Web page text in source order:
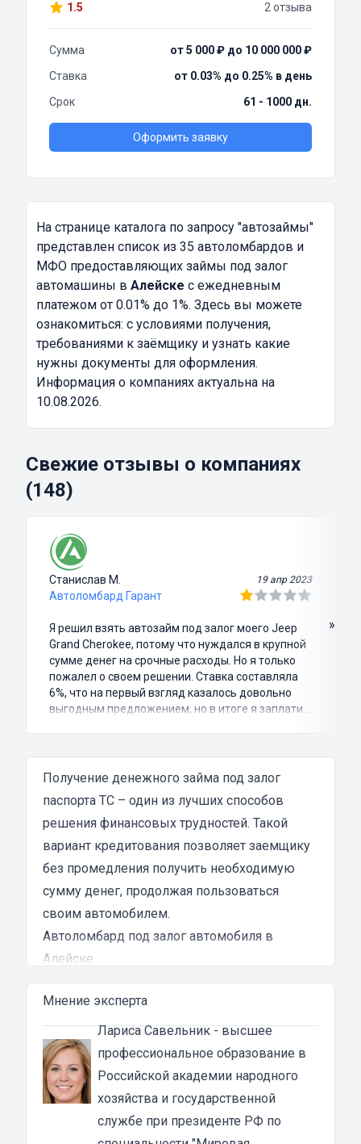
1.5 2 отзыва
Сумма
от 5 000 ₽ до 10 000 000 ₽
Ставка
от 0.03% до 0.25% в день
Срок
61 - 1000 дн.
Оформить заявку
На странице каталога по запросу "автозаймы"
представлен список из 35 автоломбардов и
МФО предоставляющих займы под залог
автомашины в Алейске с ежедневным
платежом от 0.01% до 1%. Здесь вы можете
ознакомиться: с условиями получения,
требованиями к заёмщику и узнать какие
нужны документы для оформления.
Информация о компаниях актуальна на
10.08.2026.
Свежие отзывы о компаниях
(148)
Станислав М. 19 апр 2023
Автоломбард Гарант
Я решил взять автозайм под залог моего Jeep
Grand Cherokee, потому что нуждался в крупной
сумме денег на срочные расходы. Но я только
пожалел о своем решении. Ставка составляла
6%, что на первый взгляд казалось довольно
выгодным предложением, но в итоге я заплатил
затянутым и занял много времени и усилий.
Никакого профессионализма и
Разочарование и раздражение - это все, что я
испытал в результате этого кредита...
»
Получение денежного займа под залог
паспорта ТС – один из лучших способов
решения финансовых трудностей. Такой
вариант кредитования позволяет заемщику
без промедления получить необходимую
сумму денег, продолжая пользоваться
своим автомобилем.
Автоломбард под залог автомобиля в
Алейске
Автоломбард представляет собой кредитное
учреждение, которое выдает денежные
ссуды под залог паспорта ТС или самого
автомобиля. В роли актива в таком
ломбарде выступает автомашина. Сумма
автозайма зависит от марки, модели и
возраста автотранспорта. В каждом случае
она устанавливается индивидуально после
Мнение эксперта
Лариса Савельник- высшее
профессиональное образование в
Российской академии народного
хозяйства и государственной
службе при президенте РФ по